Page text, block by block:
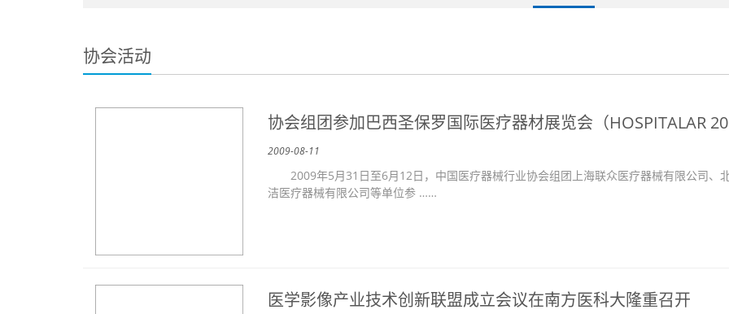
协会活动
协会组团参加巴西圣保罗国际医疗器材展览会（HOSPITALAR
2009-08-11
2009年5月31日至6月12日，中国医疗器械行业协会组团上海联众医疗器械有限公司、
洁医疗器械有限公司等单位参 ……
医学影像产业技术创新联盟成立会议在南方医科大隆重召开